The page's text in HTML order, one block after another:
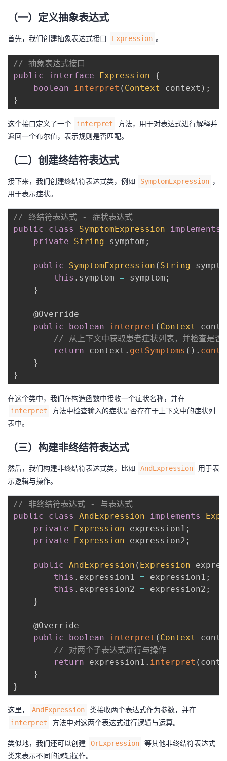
（一）定义抽象表达式
首先，我们创建抽象表达式接口 Expression 。
// 抽象表达式接口
public
interface Expression
{
boolean
interpret ( Context context ) ;
}
这个接口定义了一个 interpret
方法，用于对表达式进行解释并
返回一个布尔值，表示规则是否匹配。
（二）创建终结符表达式
接下来，我们创建终结符表达式类，例如 SymptomExpression ，
用于表示症状。
// 终结符表达式 - 症状表达式
public
class SymptomExpression implements
private
String symptom ;
public SymptomExpression ( String
this . symptom = symptom ;
}
@Override
public
boolean interpret ( Context
// 从上下文中获取患者症状列表，并检查是否
return context . getSymptoms ( ) .
}
}
在这个类中，我们在构造函数中接收一个症状名称，并在
interpret
方法中检查输入的症状是否存在于上下文中的症状列
表中。
（三）构建非终结符表达式
然后，我们构建非终结符表达式类，比如 AndExpression
用于表
示逻辑与操作。
// 非终结符表达式 - 与表达式
public
class AndExpression implements
private
Expression expression1 ;
private
Expression expression2 ;
public AndExpression ( Expression
this . expression1 = expression1 ;
this . expression2 = expression2 ;
}
@Override
public
boolean interpret ( Context
// 对两个子表达式进行与操作
return expression1 . interpret (
}
}
这里， AndExpression 类接收两个表达式作为参数，并在
interpret 方法中对这两个表达式进行逻辑与运算。
类似地，我们还可以创建 OrExpression
等其他非终结符表达式
类来表示不同的逻辑操作。